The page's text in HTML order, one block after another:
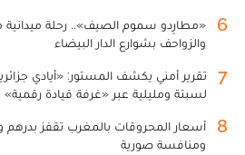
6
«مطارِدو سموم الصيف».. رحلة ميدانية
والزواحف بشوارع الدار البيضاء
7
تقرير أمني يكشف المستور: «أيادي
لسبتة ومليلية عبر «غرفة قيادة رقمية»
8
أسعار المحروقات بالمغرب تقفز
ومنافسة صورية